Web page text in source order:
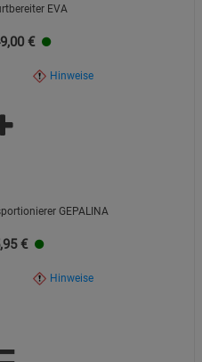
EVA
€
Hinweise
GEPALINA
€
Hinweise